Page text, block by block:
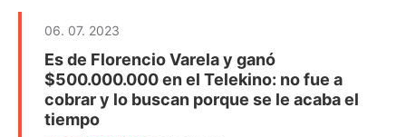
06. 07. 2023
Es de Florencio Varela y ganó
$500.000.000 en el Telekino: no fue a
cobrar y lo buscan porque se le acaba el
tiempo